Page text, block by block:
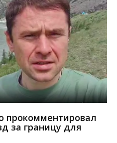
прокомментировал
за границу для